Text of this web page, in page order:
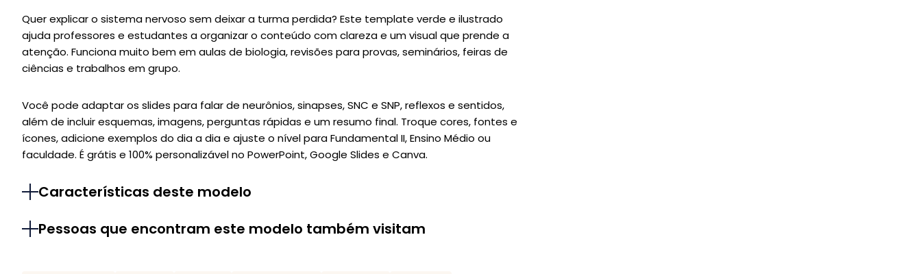
Quer explicar o sistema nervoso sem deixar a turma perdida? Este template verde e ilustrado
ajuda professores e estudantes a organizar o conteúdo com clareza e um visual que prende a
atenção. Funciona muito bem em aulas de biologia, revisões para provas, seminários, feiras de
ciências e trabalhos em grupo.
Você pode adaptar os slides para falar de neurônios, sinapses, SNC e SNP, reflexos e sentidos,
além de incluir esquemas, imagens, perguntas rápidas e um resumo final. Troque cores, fontes e
ícones, adicione exemplos do dia a dia e ajuste o nível para Fundamental II, Ensino Médio ou
faculdade. É grátis e 100% personalizável no PowerPoint, Google Slides e Canva.
Características deste modelo
Pessoas que encontram este modelo também visitam